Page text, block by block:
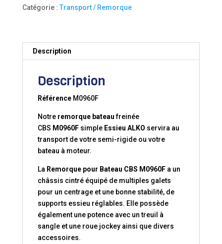
M0960F
Catégorie : Transport / Remorque
Description
Description
RéférenceM0960F
Notre remorque bateaufreinée
CBS M0960Fsimple Essieu ALKO servira au
transport de votre semi-rigide ou votre
bateau à moteur.
La Remorque pour Bateau CBS M0960Fa un
châssis cintré équipé de multiples galets
pour un centrage et une bonne stabilité, de
supports essieu réglables. Elle possède
également une potence avec un treuil à
sangle et une roue jockey ainsi que divers
accessoires.